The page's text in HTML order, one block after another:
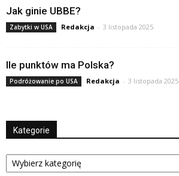
Jak ginie UBBE?
Zabytki w USA Redakcja - 3 listopada 2025
Ile punktów ma Polska?
Podróżowanie po USA Redakcja - 3 listopada 2025
Kategorie
Kategorie